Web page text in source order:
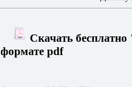
Скачать
формате pdf